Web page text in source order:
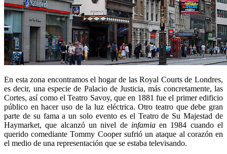
En esta zona encontramos el hogar de las Royal Courts de Londres,
es decir, una especie de Palacio de Justicia, más concretamente, las
Cortes, así como el Teatro Savoy, que en 1881 fue el primer edificio
público en hacer uso de la luz eléctrica. Otro teatro que debe gran
parte de su fama a un solo evento es el Teatro de Su Majestad de
Haymarket, que alcanzó un nivel de infamiaen 1984 cuando el
querido comediante Tommy Cooper sufrió un ataque al corazón en
el medio de una representación que se estaba televisando.